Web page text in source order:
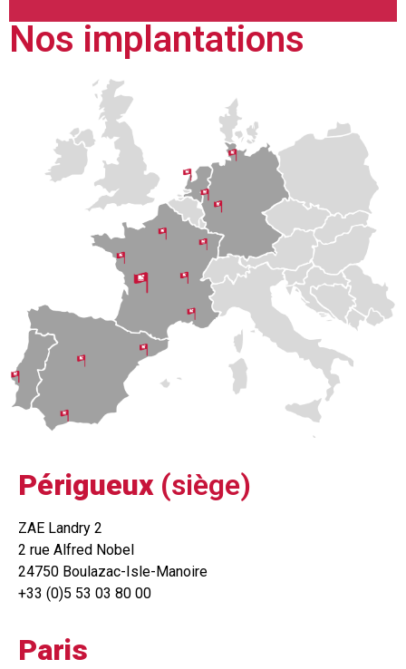
Nos implantations
Périgueux (siège)
ZAE Landry 2
2 rue Alfred Nobel
24750 Boulazac-Isle-Manoire
+33 (0)5 53 03 80 00
Paris